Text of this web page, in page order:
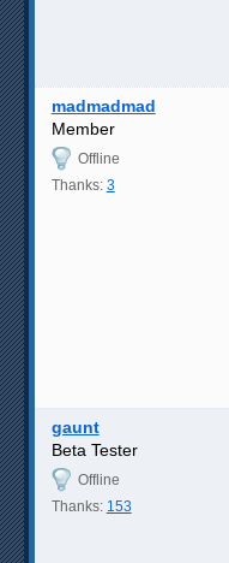
madmadmad
Member
Offline
Thanks: 3
gaunt
Beta Tester
Offline
Thanks: 153